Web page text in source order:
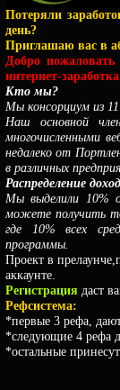
Потеряли
день?
Приглашаю вас в
Добро
интернет-
Кто мы?
Мы консорциум из
Наш основной
многочисленными
недалеко от
в различных
Распределение
Мы выделили 10%
можете получить
где 10% всех
программы.
Проект в
аккаунте.
Регистрация даст
Рефсистема:
*первые 3 рефа,
*следующие 4 рефа
*остальные